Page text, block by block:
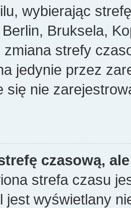
wybierając
Bruksela,
zmiana strefy
jedynie przez
się nie
czasową,
strefa czasu
jest wyświetlany